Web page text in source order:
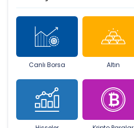
Canlı Borsa Altın